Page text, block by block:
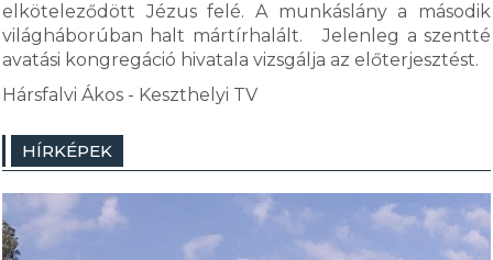
elköteleződött Jézus felé. A munkáslány a második
világháborúban halt mártírhalált. Jelenleg a szentté
avatási kongregáció hivatala vizsgálja az előterjesztést.
Hársfalvi Ákos - Keszthelyi TV
HÍRKÉPEK